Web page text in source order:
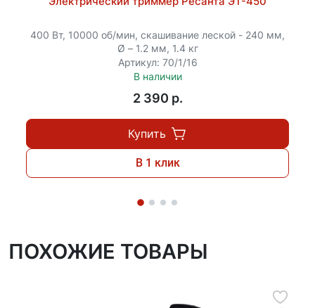
существенно сократить время на подготовку к
пуску.
400 Вт, 10000 об/мин, скашивание леской - 240 мм,
Ø – 1.2 мм, 1.4 кг
Артикул: 70/1/16
В наличии
2 390 p.
Купить
В 1 клик
ПОХОЖИЕ ТОВАРЫ